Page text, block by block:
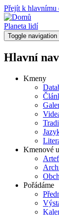
Přejít k hlavnímu
Planeta lidí
Toggle navigation
Hlavní
Kmeny
Kmenové
Pořádáme